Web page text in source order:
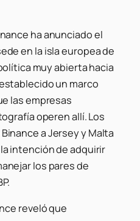
ha anunciado el
en la isla europea de
muy abierta hacia
un marco
las empresas
operen allí. Los
a Jersey y Malta
intención de adquirir
los pares de
reveló que